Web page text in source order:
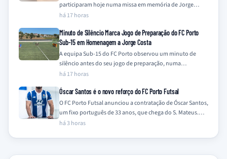
participaram hoje numa missa em memória de Jorge
Costa, assinalando o primeiro…
há 17 horas
Minuto de Silêncio Marca Jogo de Preparação do FC Porto
Sub-15 em Homenagem a Jorge Costa
A equipa Sub-15 do FC Porto observou um minuto de
silêncio antes do seu jogo de preparação, numa
homenagem a Jorge Costa…
há 17 horas
Óscar Santos é o novo reforço do FC Porto Futsal
O FC Porto Futsal anunciou a contratação de Óscar Santos,
um fixo português de 33 anos, que chega do S. Mateus.
O…
há 3 horas